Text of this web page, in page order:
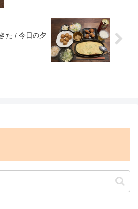
た / 今日の夕